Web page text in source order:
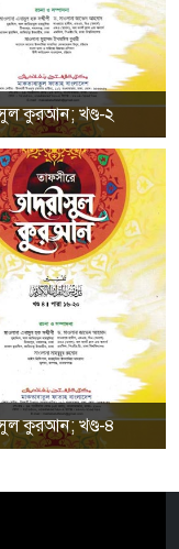
কুরআন; খণ্ড-২
কুরআন; খণ্ড-৪